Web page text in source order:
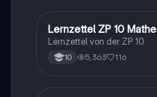
Mathe
Lernzettel ZP 10 Mathe
Lernzettel von der ZP 10
10 5,363 116